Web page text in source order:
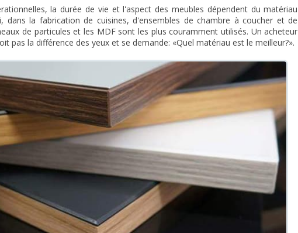
la durée de vie et l'aspect des meubles dépendent du matériau
dans la fabrication de cuisines, d'ensembles de chambre à coucher et de
de particules et les MDF sont les plus couramment utilisés. Un acheteur
pas la différence des yeux et se demande: «Quel matériau est le meilleur?».